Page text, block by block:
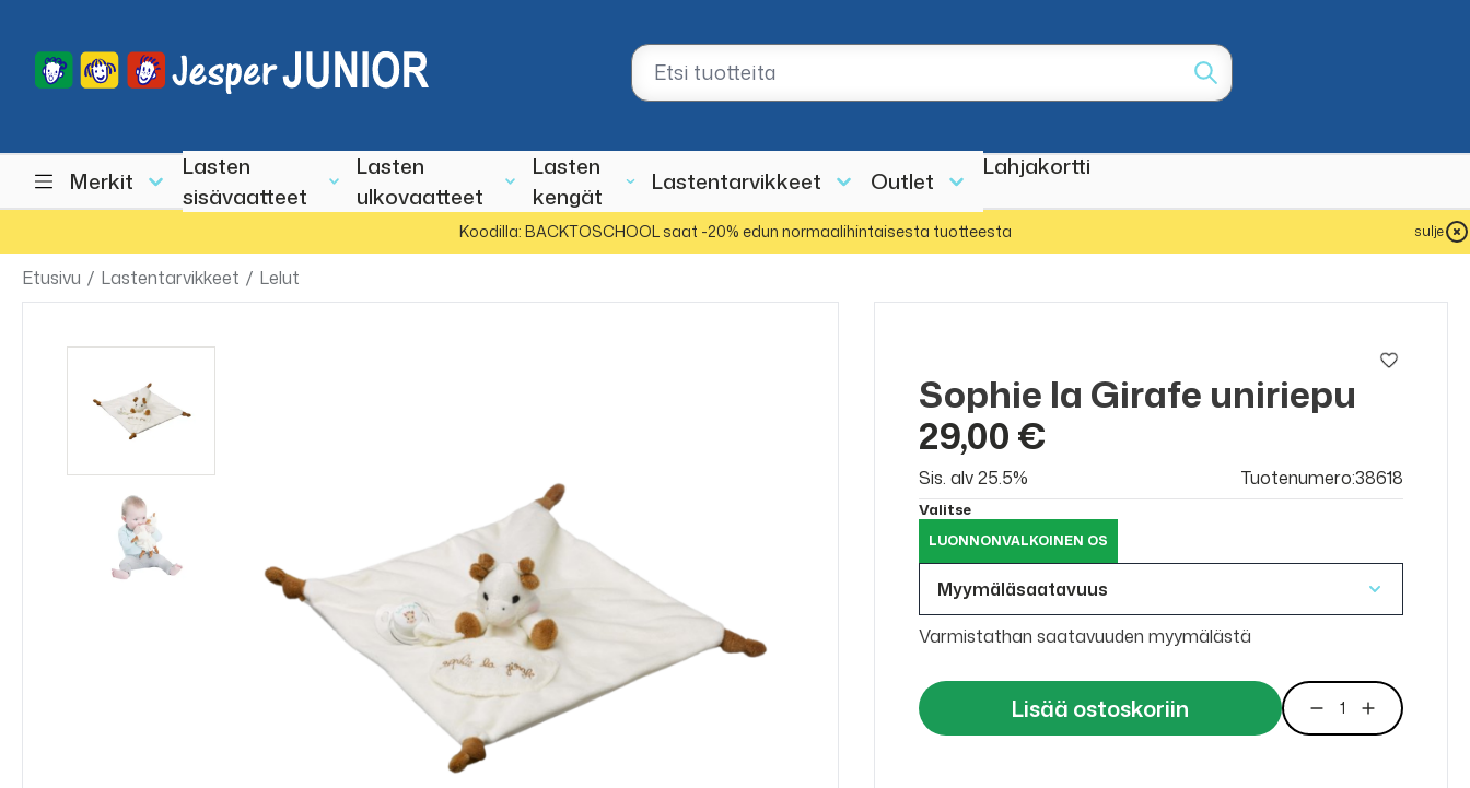
Merkit
Lasten
sisävaatteet
Lasten
ulkovaatteet
Lasten
kengät
Lastentarvikkeet Outlet
Lahjakortti
Koodilla: BACKTOSCHOOL saat -20% edun normaalihintaisesta tuotteesta sulje
Etusivu / Lastentarvikkeet / Lelut
Sophie la Girafe uniriepu
29,00 €
Sis. alv 25.5% Tuotenumero:38618
Valitse
LUONNONVALKOINEN OS
Myymäläsaatavuus
Varmistathan saatavuuden myymälästä
Lisää ostoskoriin